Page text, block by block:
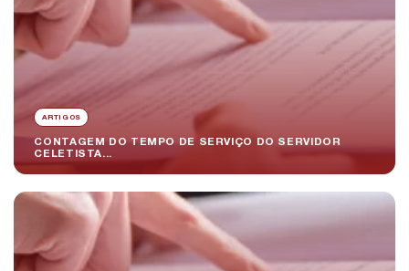
ARTIGOS
CONTAGEM DO TEMPO DE SERVIÇO DO SERVIDOR
CELETISTA...